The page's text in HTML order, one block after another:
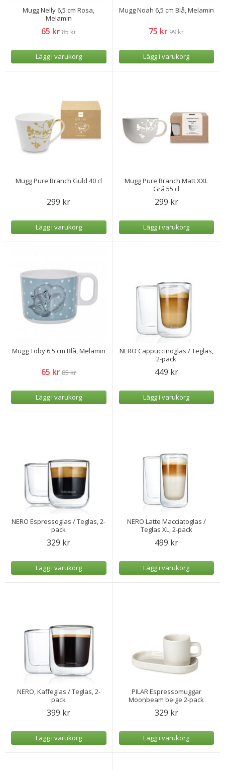
Mugg Nelly 6,5 cm Rosa,
Melamin
65 kr85 kr
Lägg i varukorg
Mugg Noah 6,5 cm Blå, Melamin
75 kr99 kr
Lägg i varukorg
Mugg Pure Branch Guld 40 cl
299 kr
Lägg i varukorg
Mugg Pure Branch Matt XXL
Grå 55 cl
299 kr
Lägg i varukorg
Mugg Toby 6,5 cm Blå, Melamin
65 kr85 kr
Lägg i varukorg
NERO Cappuccinoglas / Teglas,
2-pack
449 kr
Lägg i varukorg
NERO Espressoglas / Teglas, 2-
pack
329 kr
Lägg i varukorg
NERO Latte Macciatoglas /
Teglas XL, 2-pack
499 kr
Lägg i varukorg
NERO, Kaffeglas / Teglas, 2-
pack
399 kr
Lägg i varukorg
PILAR Espressomuggar
Moonbeam beige 2-pack
329 kr
Lägg i varukorg